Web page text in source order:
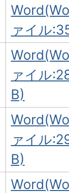
ァイル
ァイル
B)
ァイル
B)